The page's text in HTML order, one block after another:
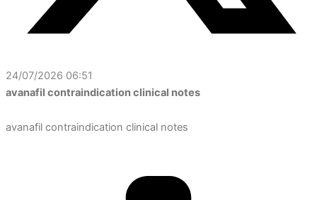
24/07/2026 06:51
avanafil contraindication clinical notes
avanafil contraindication clinical notes